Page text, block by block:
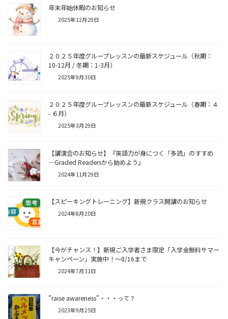
年末年始休暇のお知らせ
2025年12月29日
２０２５年度グループレッスンの最新スケジュール（秋期：
10-12月 / 冬期：1-3月）
2025年9月30日
２０２５年度グループレッスンの最新スケジュール（春期：４
- ６月）
2025年3月29日
【講演会のお知らせ】『英語力が身につく「多読」のすすめ
―Graded Readersから始めよう』
2024年11月29日
【スピーキングトレーニング】新規クラス開講のお知らせ
2024年8月20日
【今がチャンス！】新規ご入学者さま限定「入学金無料サマー
キャンペーン」実施中！～8/16まで
2024年7月31日
"raise awareness"・・・って？
2023年9月25日